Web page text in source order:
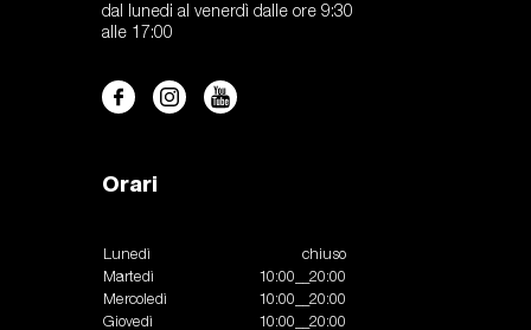
dal lunedi al venerdì dalle ore 9:30
alle 17:00
Orari
Lunedì
chiuso
Martedì
10:00__20:00
Mercoledì
10:00__20:00
Giovedì
10:00__20:00